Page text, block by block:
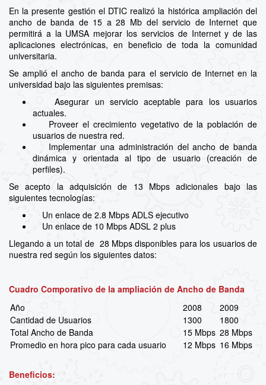
En la presente gestión el DTIC realizó la histórica ampliación del
ancho de banda de 15 a 28 Mb del servicio de Internet que
permitirá a la UMSA mejorar los servicios de Internet y de las
aplicaciones electrónicas, en beneficio de toda la comunidad
universitaria.
Se amplió el ancho de banda para el servicio de Internet en la
universidad bajo las siguientes premisas:
Asegurar un servicio aceptable para los usuarios
actuales.
Proveer el crecimiento vegetativo de la población de
usuarios de nuestra red.
Implementar una administración del ancho de banda
dinámica y orientada al tipo de usuario (creación de
perfiles).
Se acepto la adquisición de 13 Mbps adicionales bajo las
siguientes tecnologías:
Un enlace de 2.8 Mbps ADLS ejecutivo
Un enlace de 10 Mbps ADSL 2 plus
Llegando a un total de 28 Mbps disponibles para los usuarios de
nuestra red según los siguientes datos:
Cuadro Comporativo de la ampliación de Ancho de Banda
Año
2008
2009
Cantidad de Usuarios
1300
1800
Total Ancho de Banda
15 Mbps 28 Mbps
Promedio en hora pico para cada usuario
12 Mbps 16 Mbps
Beneficios: